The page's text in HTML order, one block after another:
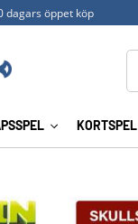
dagars öppet köp
KORTSPEL